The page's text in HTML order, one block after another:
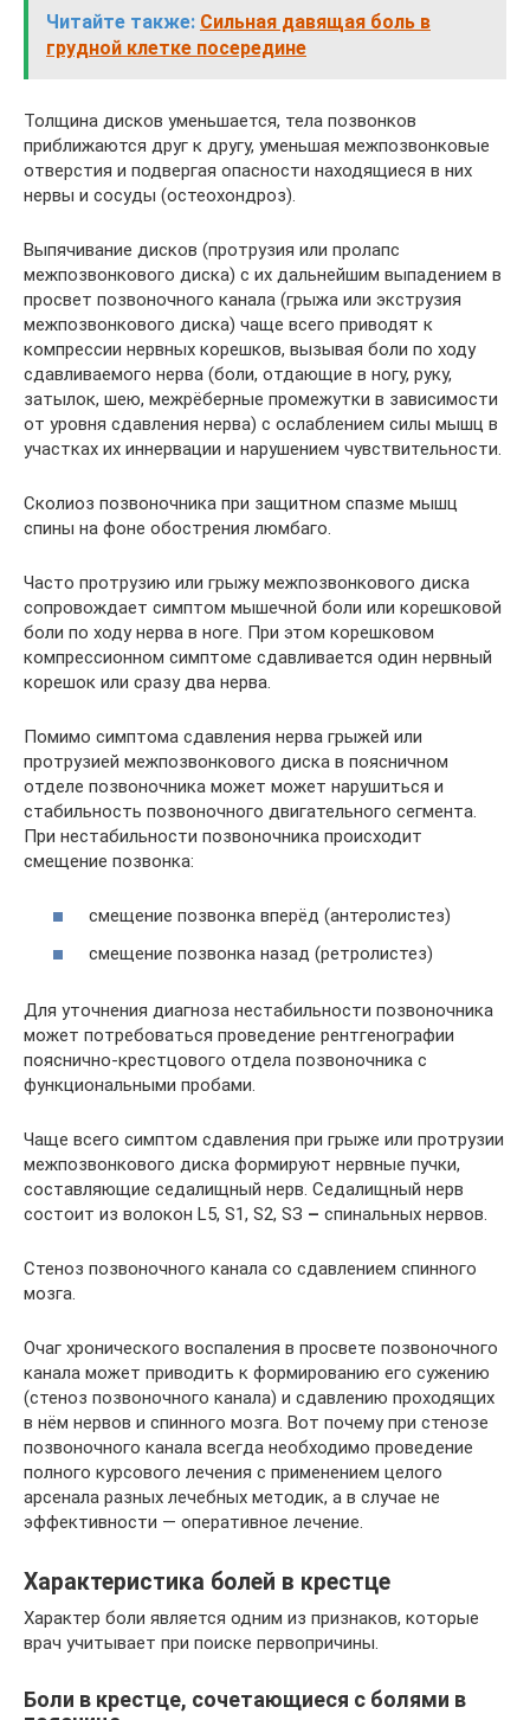
Читайте также: Сильная давящая боль в
грудной клетке посередине
Толщина дисков уменьшается, тела позвонков
приближаются друг к другу, уменьшая межпозвонковые
отверстия и подвергая опасности находящиеся в них
нервы и сосуды (остеохондроз).
Выпячивание дисков (протрузия или пролапс
межпозвонкового диска) с их дальнейшим выпадением в
просвет позвоночного канала (грыжа или экструзия
межпозвонкового диска) чаще всего приводят к
компрессии нервных корешков, вызывая боли по ходу
сдавливаемого нерва (боли, отдающие в ногу, руку,
затылок, шею, межрёберные промежутки в зависимости
от уровня сдавления нерва) с ослаблением силы мышц в
участках их иннервации и нарушением чувствительности.
Сколиоз позвоночника при защитном спазме мышц
спины на фоне обострения люмбаго.
Часто протрузию или грыжу межпозвонкового диска
сопровождает симптом мышечной боли или корешковой
боли по ходу нерва в ноге. При этом корешковом
компрессионном симптоме сдавливается один нервный
корешок или сразу два нерва.
Помимо симптома сдавления нерва грыжей или
протрузией межпозвонкового диска в поясничном
отделе позвоночника может может нарушиться и
стабильность позвоночного двигательного сегмента.
При нестабильности позвоночника происходит
смещение позвонка:
смещение позвонка вперёд (антеролистез)
смещение позвонка назад (ретролистез)
Для уточнения диагноза нестабильности позвоночника
может потребоваться проведение рентгенографии
пояснично-крестцового отдела позвоночника с
функциональными пробами.
Чаще всего симптом сдавления при грыже или протрузии
межпозвонкового диска формируют нервные пучки,
составляющие седалищный нерв. Седалищный нерв
состоит из волокон L5, S1, S2, SЗ – спинальных нервов.
Стеноз позвоночного канала со сдавлением спинного
мозга.
Очаг хронического воспаления в просвете позвоночного
канала может приводить к формированию его сужению
(стеноз позвоночного канала) и сдавлению проходящих
в нём нервов и спинного мозга. Вот почему при стенозе
позвоночного канала всегда необходимо проведение
полного курсового лечения с применением целого
арсенала разных лечебных методик, а в случае не
эффективности — оперативное лечение.
Характеристика болей в крестце
Характер боли является одним из признаков, которые
врач учитывает при поиске первопричины.
Боли в крестце, сочетающиеся с болями в